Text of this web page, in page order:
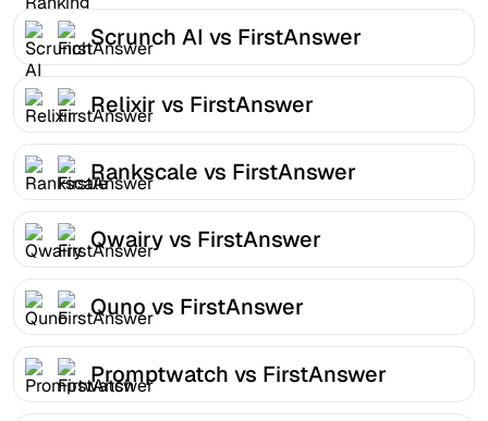
Scrunch AI vs FirstAnswer
Relixir vs FirstAnswer
Rankscale vs FirstAnswer
Qwairy vs FirstAnswer
Quno vs FirstAnswer
Promptwatch vs FirstAnswer